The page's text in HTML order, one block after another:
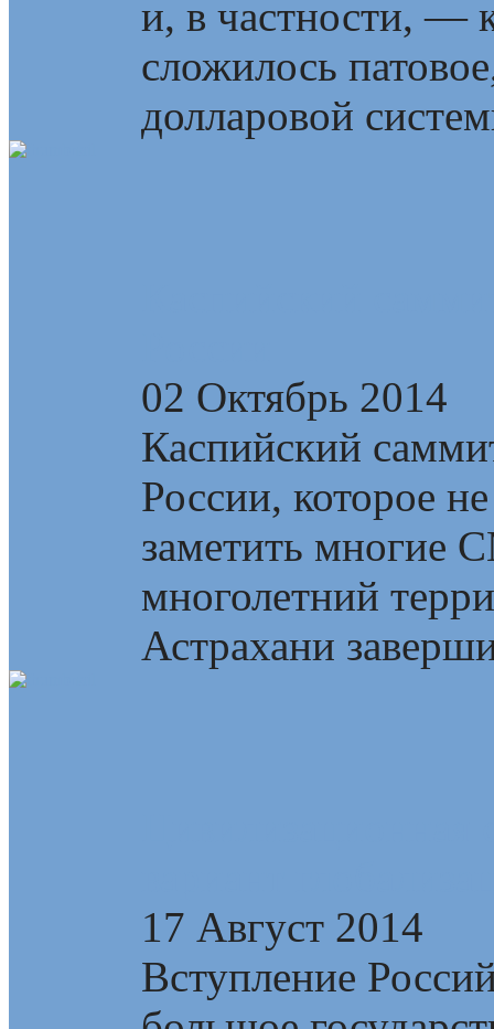
и, в частности,
сложилось
долларовой
02 Октябрь 2014
Каспийский
России, которое
заметить многие
многолетний
Астрахани
17 Август 2014
Вступление